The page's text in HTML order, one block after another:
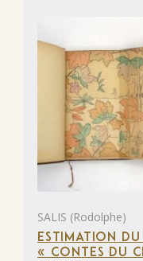
SALIS (Rodolphe)
ESTIMATION DU
« CONTES DU